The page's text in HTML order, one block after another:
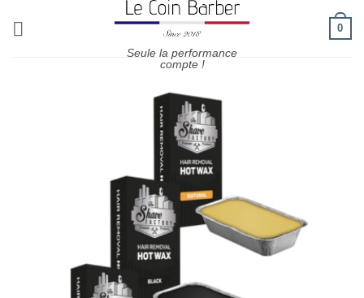
Seule la performance
compte !
0